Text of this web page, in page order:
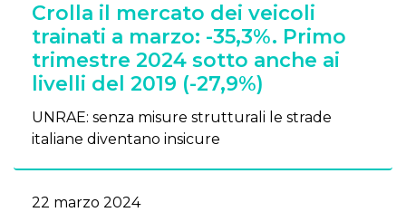
Crolla il mercato dei veicoli
trainati a marzo: -35,3%. Primo
trimestre 2024 sotto anche ai
livelli del 2019 (-27,9%)
UNRAE: senza misure strutturali le strade
italiane diventano insicure
22 marzo 2024